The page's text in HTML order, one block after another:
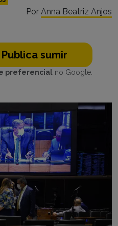
Por Anna Beatriz Anjos
sumir
preferencialno Google.